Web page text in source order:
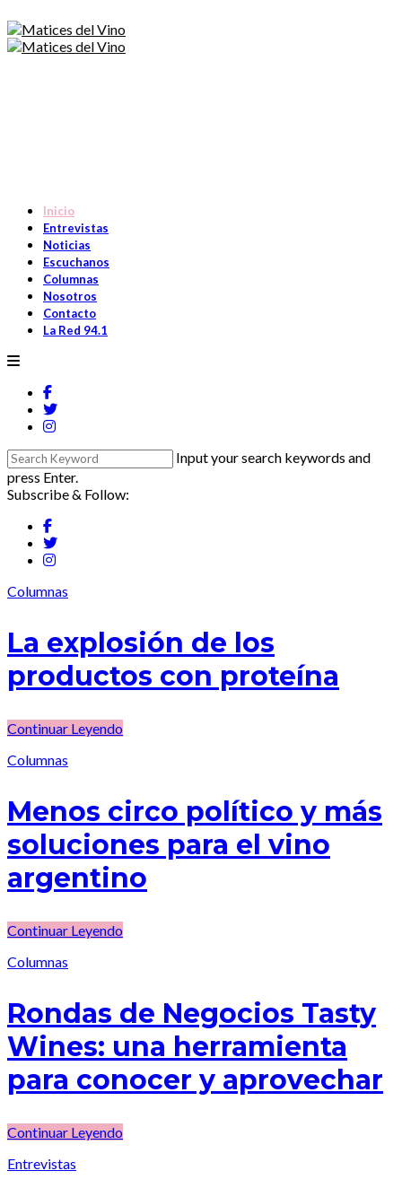
Inicio
Entrevistas
Noticias
Escuchanos
Columnas
Nosotros
Contacto
La Red 94.1
Input your search keywords and
press Enter.
Subscribe & Follow:
Columnas
La explosión de los
productos con proteína
Continuar Leyendo
Columnas
Menos circo político y más
soluciones para el vino
argentino
Continuar Leyendo
Columnas
Rondas de Negocios Tasty
Wines: una herramienta
para conocer y aprovechar
Continuar Leyendo
Entrevistas